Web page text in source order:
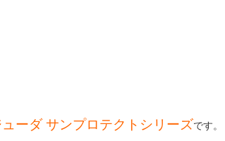
ーダ サンプロテクトシリーズです。